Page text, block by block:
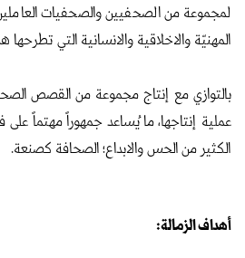
لمجموعة من الصحفيين والصحفيات
المهنيّة والاخلاقية والانسانية التي
بالتوازي مع إنتاج مجموعة من القصص
عملية إنتاجها، ما ُيساعد جمهوراً مهتماً
الكثير من الحس والابداع؛ الصحافة كصنعة.
أهداف الزمالة: